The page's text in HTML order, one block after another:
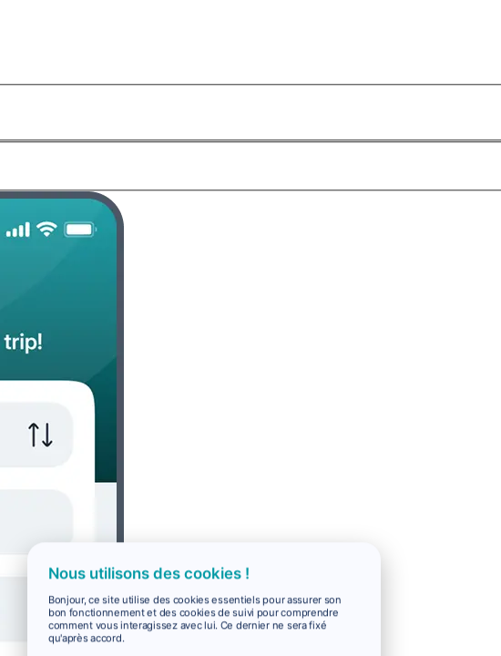
Nous utilisons des cookies !
Bonjour, ce site utilise des cookies essentiels pour assurer son
bon fonctionnement et des cookies de suivi pour comprendre
comment vous interagissez avec lui. Ce dernier ne sera fixé
qu'après accord.